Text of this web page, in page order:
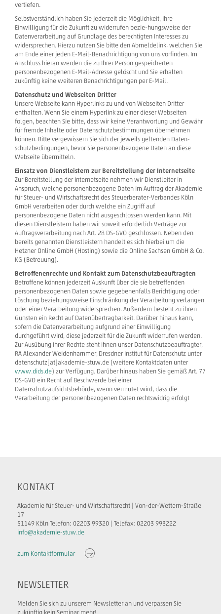
vertiefen.
Selbstverständlich haben Sie jederzeit die Möglichkeit, Ihre
Einwilligung für die Zukunft zu widerrufen bezie-hungsweise der
Datenverarbeitung auf Grundlage des berechtigten Interesses zu
widersprechen. Hierzu nutzen Sie bitte den Abmeldelink, welchen Sie
am Ende einer jeden E-Mail-Benachrichtigung von uns vorfinden. Im
Anschluss hieran werden die zu Ihrer Person gespeicherten
personenbezogenen E-Mail-Adresse gelöscht und Sie erhalten
zukünftig keine weiteren Benachrichtigungen per E-Mail.
Datenschutz und Webseiten Dritter
Unsere Webseite kann Hyperlinks zu und von Webseiten Dritter
enthalten. Wenn Sie einem Hyperlink zu einer dieser Webseiten
folgen, beachten Sie bitte, dass wir keine Verantwortung und Gewähr
für fremde Inhalte oder Datenschutzbestimmungen übernehmen
können. Bitte vergewissern Sie sich der jeweils geltenden Daten-
schutzbedingungen, bevor Sie personenbezogene Daten an diese
Webseite übermitteln.
Einsatz von Dienstleistern zur Bereitstellung der Internetseite
Zur Bereitstellung der Internetseite nehmen wir Dienstleiter in
Anspruch, welche personenbezogene Daten im Auftrag der Akademie
für Steuer- und Wirtschaftsrecht des Steuerberater-Verbandes Köln
GmbH verarbeiten oder durch welche ein Zugriff auf
personenbezogene Daten nicht ausgeschlossen werden kann. Mit
diesen Dienstleistern haben wir soweit erforderlich Verträge zur
Auftragsverarbeitung nach Art. 28 DS-GVO geschlossen. Neben den
bereits genannten Dienstleistern handelt es sich hierbei um die
Hetzner Online GmbH (Hosting) sowie die Online Sachsen GmbH & Co.
KG (Betreuung).
Betroffenenrechte und Kontakt zum Datenschutzbeauftragten
Betroffene können jederzeit Auskunft über die sie betreffenden
personenbezogenen Daten sowie gegebenenfalls Berichtigung oder
Löschung beziehungsweise Einschränkung der Verarbeitung verlangen
oder einer Verarbeitung widersprechen. Außerdem besteht zu ihren
Gunsten ein Recht auf Datenübertragbarkeit. Darüber hinaus kann,
sofern die Datenverarbeitung aufgrund einer Einwilligung
durchgeführt wird, diese jederzeit für die Zukunft widerrufen werden.
Zur Ausübung Ihrer Rechte steht Ihnen unser Datenschutzbeauftragter,
RA Alexander Weidenhammer, Dresdner Institut für Datenschutz unter
datenschutz[at]akademie-stuw.de (weitere Kontaktdaten unter
www.dids.de) zur Verfügung. Darüber hinaus haben Sie gemäß Art. 77
DS-GVO ein Recht auf Beschwerde bei einer
Datenschutzaufsichtsbehörde, wenn vermutet wird, dass die
Verarbeitung der personenbezogenen Daten rechtswidrig erfolgt
KONTAKT
Akademie für Steuer- und Wirtschaftsrecht | Von-der-Wettern-Straße
17
51149 Köln Telefon: 02203 99320 | Telefax: 02203 993222
info@akademie-stuw.de
zum Kontaktformular
NEWSLETTER
Melden Sie sich zu unserem Newsletter an und verpassen Sie
zukünftig kein Seminar mehr!